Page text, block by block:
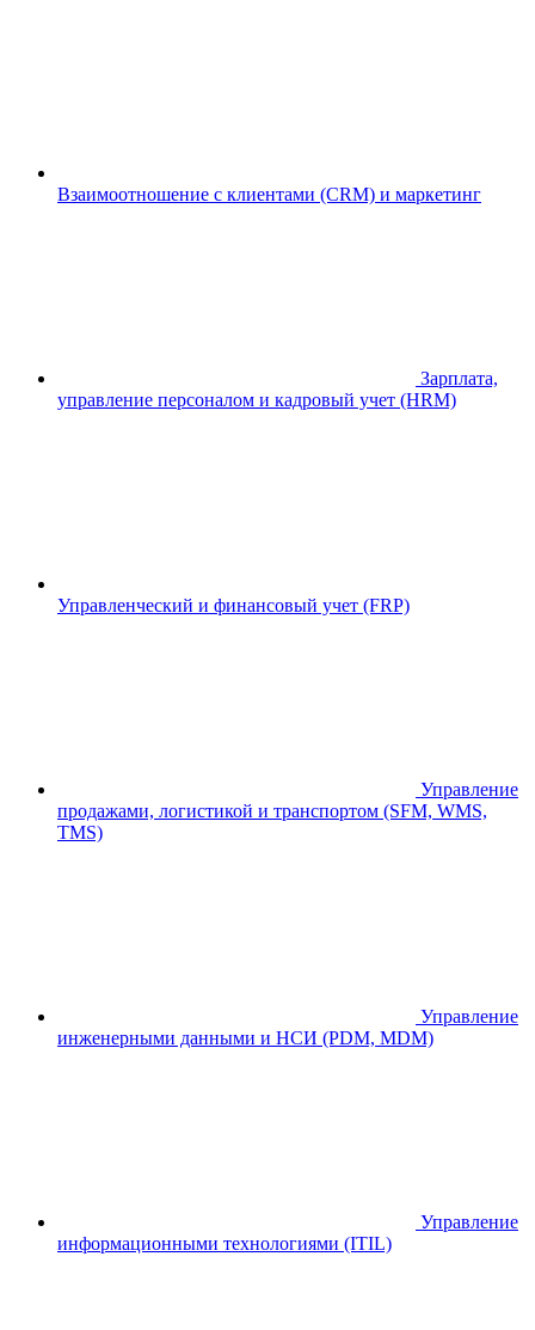
Взаимоотношение с клиентами (CRM) и маркетинг
Зарплата,
управление персоналом и кадровый учет (HRM)
Управленческий и финансовый учет (FRP)
Управление
продажами, логистикой и транспортом (SFM, WMS,
TMS)
Управление
инженерными данными и НСИ (PDM, MDM)
Управление
информационными технологиями (ITIL)